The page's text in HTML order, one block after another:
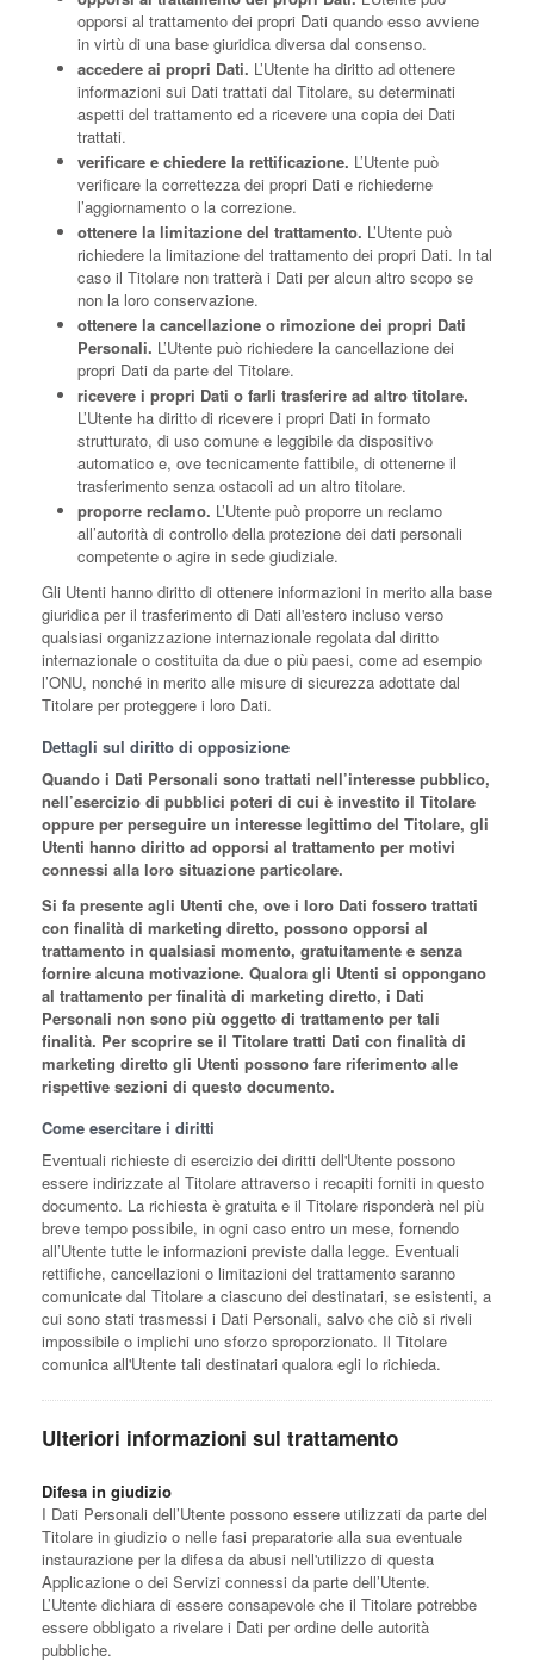
opporsi al trattamento dei propri Dati quando esso avviene
in virtù di una base giuridica diversa dal consenso.
accedere ai propri Dati. L’Utente ha diritto ad ottenere
informazioni sui Dati trattati dal Titolare, su determinati
aspetti del trattamento ed a ricevere una copia dei Dati
trattati.
verificare e chiedere la rettificazione. L’Utente può
verificare la correttezza dei propri Dati e richiederne
l’aggiornamento o la correzione.
ottenere la limitazione del trattamento. L’Utente può
richiedere la limitazione del trattamento dei propri Dati. In tal
caso il Titolare non tratterà i Dati per alcun altro scopo se
non la loro conservazione.
ottenere la cancellazione o rimozione dei propri Dati
Personali. L’Utente può richiedere la cancellazione dei
propri Dati da parte del Titolare.
ricevere i propri Dati o farli trasferire ad altro titolare.
L’Utente ha diritto di ricevere i propri Dati in formato
strutturato, di uso comune e leggibile da dispositivo
automatico e, ove tecnicamente fattibile, di ottenerne il
trasferimento senza ostacoli ad un altro titolare.
proporre reclamo. L’Utente può proporre un reclamo
all’autorità di controllo della protezione dei dati personali
competente o agire in sede giudiziale.
Gli Utenti hanno diritto di ottenere informazioni in merito alla base
giuridica per il trasferimento di Dati all'estero incluso verso
qualsiasi organizzazione internazionale regolata dal diritto
internazionale o costituita da due o più paesi, come ad esempio
l’ONU, nonché in merito alle misure di sicurezza adottate dal
Titolare per proteggere i loro Dati.
Dettagli sul diritto di opposizione
Quando i Dati Personali sono trattati nell’interesse pubblico,
nell’esercizio di pubblici poteri di cui è investito il Titolare
oppure per perseguire un interesse legittimo del Titolare, gli
Utenti hanno diritto ad opporsi al trattamento per motivi
connessi alla loro situazione particolare.
Si fa presente agli Utenti che, ove i loro Dati fossero trattati
con finalità di marketing diretto, possono opporsi al
trattamento in qualsiasi momento, gratuitamente e senza
fornire alcuna motivazione. Qualora gli Utenti si oppongano
al trattamento per finalità di marketing diretto, i Dati
Personali non sono più oggetto di trattamento per tali
finalità. Per scoprire se il Titolare tratti Dati con finalità di
marketing diretto gli Utenti possono fare riferimento alle
rispettive sezioni di questo documento.
Come esercitare i diritti
Eventuali richieste di esercizio dei diritti dell'Utente possono
essere indirizzate al Titolare attraverso i recapiti forniti in questo
documento. La richiesta è gratuita e il Titolare risponderà nel più
breve tempo possibile, in ogni caso entro un mese, fornendo
all’Utente tutte le informazioni previste dalla legge. Eventuali
rettifiche, cancellazioni o limitazioni del trattamento saranno
comunicate dal Titolare a ciascuno dei destinatari, se esistenti, a
cui sono stati trasmessi i Dati Personali, salvo che ciò si riveli
impossibile o implichi uno sforzo sproporzionato. Il Titolare
comunica all'Utente tali destinatari qualora egli lo richieda.
Ulteriori informazioni sul trattamento
Difesa in giudizio
I Dati Personali dell’Utente possono essere utilizzati da parte del
Titolare in giudizio o nelle fasi preparatorie alla sua eventuale
instaurazione per la difesa da abusi nell'utilizzo di questa
Applicazione o dei Servizi connessi da parte dell’Utente.
L’Utente dichiara di essere consapevole che il Titolare potrebbe
essere obbligato a rivelare i Dati per ordine delle autorità
pubbliche.